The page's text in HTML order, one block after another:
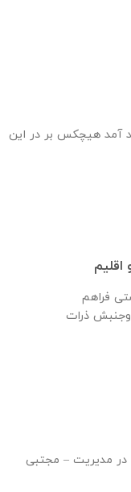
آمد هیچکس بر در این
اقلیم
فراهم
در مدیریت – مجتبی